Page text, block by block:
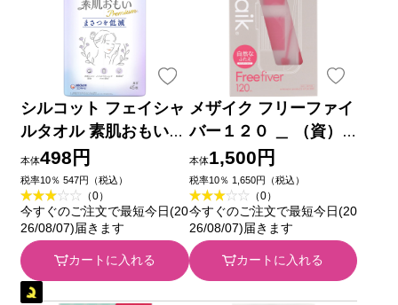
シルコット フェイシャ
ルタオル 素肌おもい
プレミアム フェイスタ
オル フェイスペーパー
使い捨てタオル ４５枚
ユニ・チャーム
本体498円
税率10％ 547円（税込）
（0）
今すぐのご注文で最短今日(20
26/08/07)届きます
カートに入れる
メザイク フリーファイ
バー１２０ ＿ （資）
アーツブレインズ
本体1,500円
税率10％ 1,650円（税込）
（0）
今すぐのご注文で最短今日(20
26/08/07)届きます
カートに入れる